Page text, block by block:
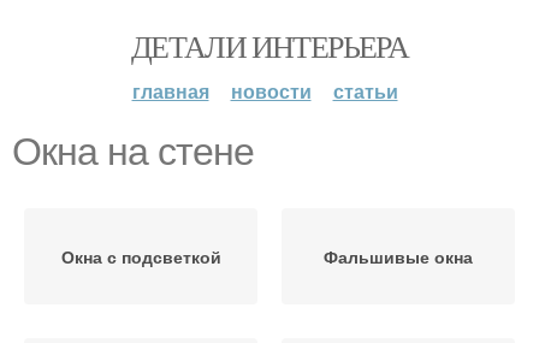
ДЕТАЛИ ИНТЕРЬЕРА
главная новости статьи
Окна на стене
Окна с подсветкой Фальшивые окна